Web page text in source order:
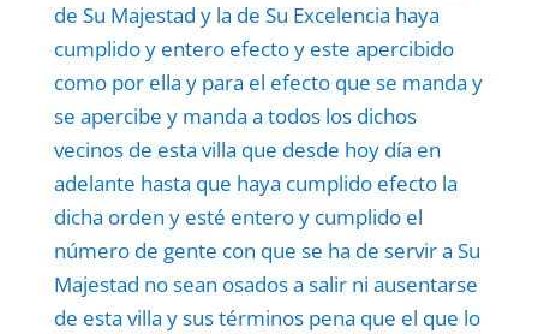
de Su Majestad y la de Su Excelencia haya
cumplido y entero efecto y este apercibido
como por ella y para el efecto que se manda y
se apercibe y manda a todos los dichos
vecinos de esta villa que desde hoy día en
adelante hasta que haya cumplido efecto la
dicha orden y esté entero y cumplido el
número de gente con que se ha de servir a Su
Majestad no sean osados a salir ni ausentarse
de esta villa y sus términos pena que el que lo